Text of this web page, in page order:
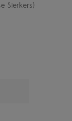
Sierkers)